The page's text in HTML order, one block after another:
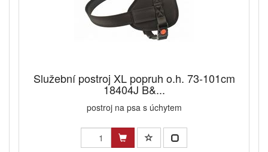
Služební postroj XL popruh o.h. 73-101cm
18404J B&...
postroj na psa s úchytem